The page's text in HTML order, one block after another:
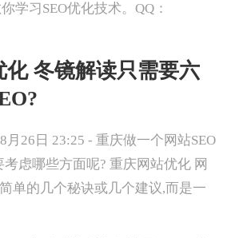
学习SEO优化技术。QQ：
化 冬镜解读只需要六
月26日 23:25 - 重庆做一个网站SEO
虑哪些方面呢? 重庆网站优化 网
单的几个秘诀或几个建议,而是一